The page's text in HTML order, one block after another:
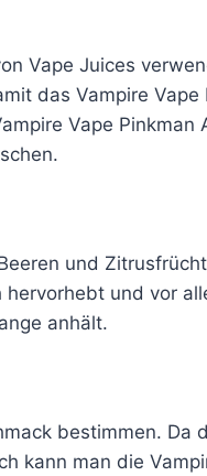
Vape Juices
das Vampire
Vape
und
und vor
anhält.
bestimmen. Da
kann man die